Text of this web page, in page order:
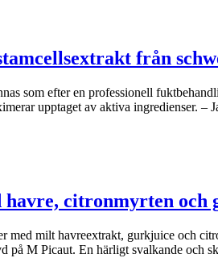
från
som efter en professionell
upptaget av aktiva ingredienser.
havre, citronmyrten och
milt havreextrakt, gurkjuice och
på M Picaut. En härligt svalkande och